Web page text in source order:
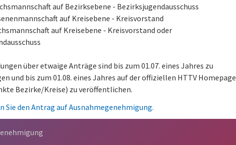
auf Bezirksebene - Bezirksjugendausschuss
auf Kreisebene - Kreisvorstand
auf Kreisebene - Kreisvorstand oder
über etwaige Anträge sind bis zum 01.07. eines Jahres zu
und bis zum 01.08. eines Jahres auf der offiziellen HTTV Homepage
Bezirke/Kreise) zu veröffentlichen.
Sie den Antrag auf Ausnahmegenehmigung.